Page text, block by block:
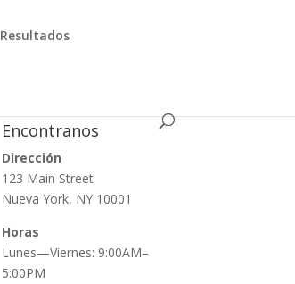
Resultados
Encontranos
Dirección
123 Main Street
Nueva York, NY 10001
Horas
Lunes—Viernes: 9:00AM–
5:00PM